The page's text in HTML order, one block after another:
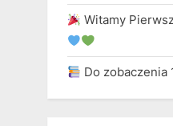
Witamy
Do zobaczenia